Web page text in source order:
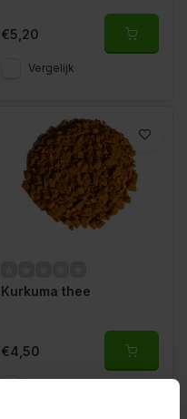
€5,20
Vergelijk
Kurkuma thee
€4,50